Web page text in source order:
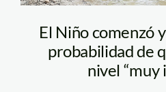
El Niño comenzó
probabilidad de
nivel “muy